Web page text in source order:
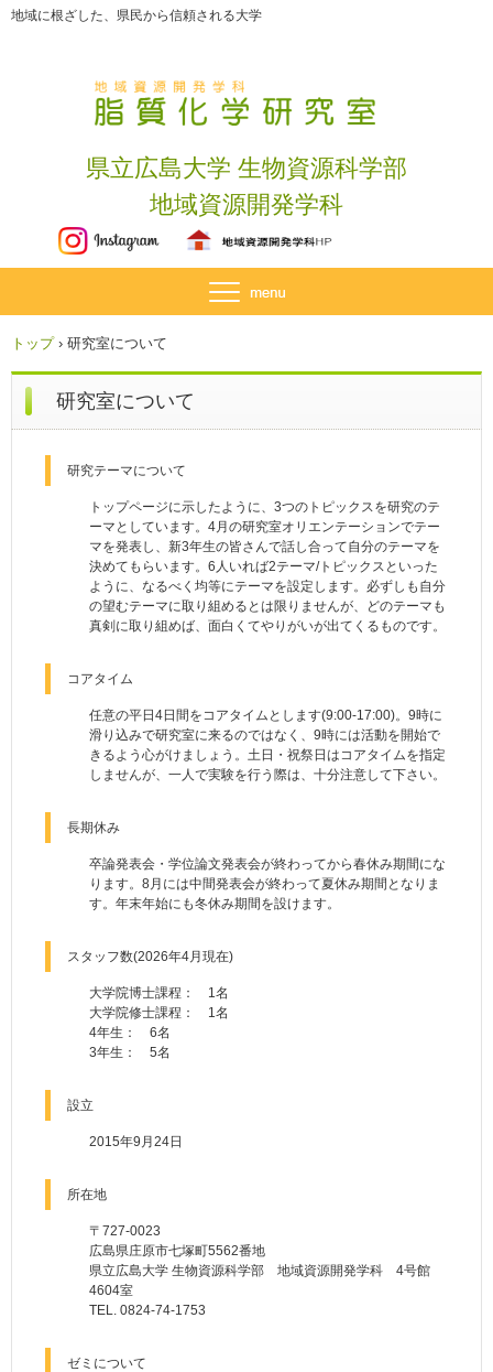
地域に根ざした、県民から信頼される大学
県立広島大学 生物資源科学部
地域資源開発学科
トップ › 研究室について
研究室について
研究テーマについて
トップページに示したように、3つのトピックスを研究のテ
ーマとしています。4月の研究室オリエンテーションでテー
マを発表し、新3年生の皆さんで話し合って自分のテーマを
決めてもらいます。6人いれば2テーマ/トピックスといった
ように、なるべく均等にテーマを設定します。必ずしも自分
の望むテーマに取り組めるとは限りませんが、どのテーマも
真剣に取り組めば、面白くてやりがいが出てくるものです。
コアタイム
任意の平日4日間をコアタイムとします(9:00-17:00)。9時に
滑り込みで研究室に来るのではなく、9時には活動を開始で
きるよう心がけましょう。土日・祝祭日はコアタイムを指定
しませんが、一人で実験を行う際は、十分注意して下さい。
長期休み
卒論発表会・学位論文発表会が終わってから春休み期間にな
ります。8月には中間発表会が終わって夏休み期間となりま
す。年末年始にも冬休み期間を設けます。
スタッフ数(2026年4月現在)
大学院博士課程： 1名
大学院修士課程： 1名
4年生： 6名
3年生： 5名
設立
2015年9月24日
所在地
〒727-0023
広島県庄原市七塚町5562番地
県立広島大学 生物資源科学部 地域資源開発学科 4号館
4604室
TEL. 0824-74-1753
ゼミについて